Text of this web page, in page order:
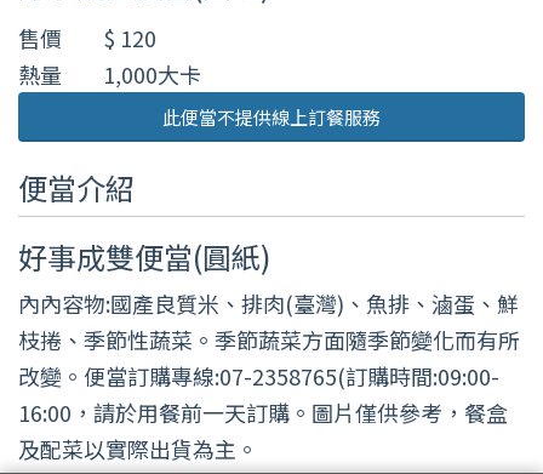
售價
$ 120
熱量
1,000大卡
此便當不提供線上訂餐服務
便當介紹
好事成雙便當(圓紙)
內內容物:國產良質米、排肉(臺灣)、魚排、滷蛋、鮮
枝捲、季節性蔬菜。季節蔬菜方面隨季節變化而有所
改變。便當訂購專線:07-2358765(訂購時間:09:00-
16:00，請於用餐前一天訂購。圖片僅供參考，餐盒
及配菜以實際出貨為主。